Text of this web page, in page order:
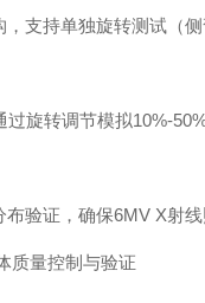
持单独旋转测试（侧
转调节模拟10%-50%
证，确保6MV X射线
量控制与验证